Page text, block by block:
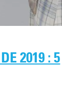
2019 : 5